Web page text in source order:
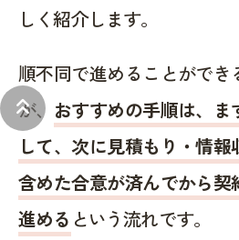
keyboard_double_arrow_up
しく紹介します。
順不同で進めることがで
が、 おすすめの手順は、
して、次に見積もり・情
含めた合意が済んでから契
進める という流れです。